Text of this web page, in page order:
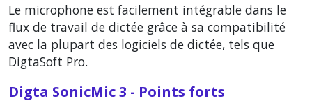
Le microphone est facilement intégrable dans le
flux de travail de dictée grâce à sa compatibilité
avec la plupart des logiciels de dictée, tels que
DigtaSoft Pro.
Digta SonicMic 3 - Points forts